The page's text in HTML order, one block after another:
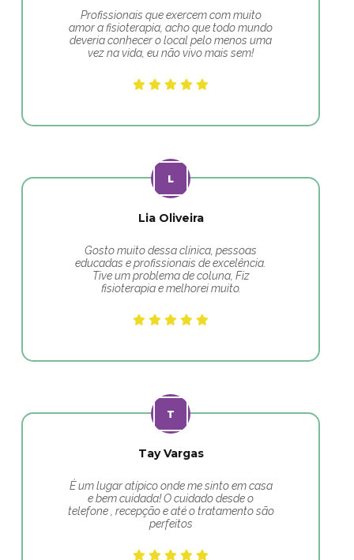
Profissionais que exercem com muito
amor a fisioterapia, acho que todo mundo
deveria conhecer o local pelo menos uma
vez na vida, eu não vivo mais sem!
Lia Oliveira
Gosto muito dessa clínica, pessoas
educadas e profissionais de excelência.
Tive um problema de coluna, Fiz
fisioterapia e melhorei muito.
Tay Vargas
É um lugar atípico onde me sinto em casa
e bem cuidada! O cuidado desde o
telefone , recepção e até o tratamento são
perfeitos